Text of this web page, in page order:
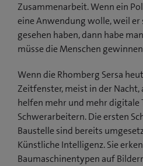
Zusammenarbeit. Wenn ein
eine Anwendung wolle, weil er
gesehen haben, dann habe
müsse die Menschen
Wenn die Rhomberg Sersa
Zeitfenster, meist in der
helfen mehr und mehr digitale
Schwerarbeitern. Die ersten
Baustelle sind bereits
Künstliche Intelligenz. Sie
Baumaschinentypen auf